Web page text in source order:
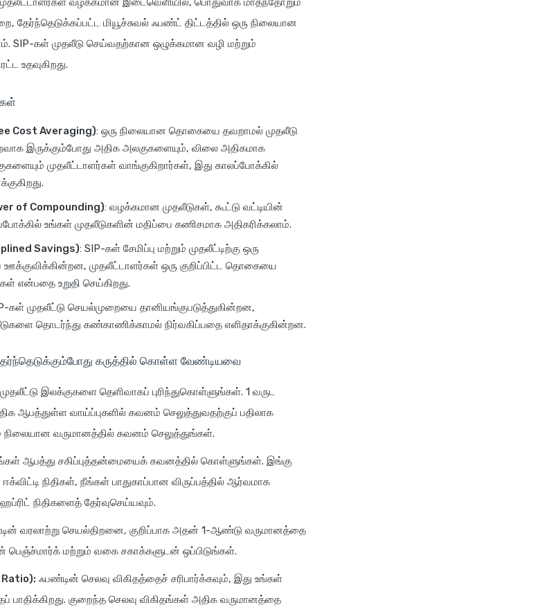
தேர்ந்தெடுக்கப்பட்ட மியூச்சுவல் ஃபண்ட் திட்டத்தில் ஒரு நிலையான
SIP-கள் முதலீடு செய்வதற்கான ஒழுக்கமான வழி மற்றும்
உதவுகிறது.
Cost Averaging): ஒரு நிலையான தொகையை தவறாமல் முதலீடு
இருக்கும்போது அதிக அலகுகளையும், விலை அதிகமாக
முதலீட்டாளர்கள் வாங்குகிறார்கள், இது காலப்போக்கில்
of Compounding): வழக்கமான முதலீடுகள், கூட்டு வட்டியின்
உங்கள் முதலீடுகளின் மதிப்பை கணிசமாக அதிகரிக்கலாம்.
Savings): SIP-கள் சேமிப்பு மற்றும் முதலீட்டிற்கு ஒரு
முதலீட்டாளர்கள் ஒரு குறிப்பிட்ட தொகையை
என்பதை உறுதி செய்கிறது.
கள் முதலீட்டு செயல்முறையை தானியங்குபடுத்துகின்றன,
தொடர்ந்து கண்காணிக்காமல் நிர்வகிப்பதை எளிதாக்குகின்றன.
கருத்தில் கொள்ள வேண்டியவை
இலக்குகளை தெளிவாகப் புரிந்துகொள்ளுங்கள். 1 வருட
ஆபத்துள்ள வாய்ப்புகளில் கவனம் செலுத்துவதற்குப் பதிலாக
நிலையான வருமானத்தில் கவனம் செலுத்துங்கள்.
ஆபத்து சகிப்புத்தன்மையைக் கவனத்தில் கொள்ளுங்கள். இங்கு
ஈக்விட்டி நிதிகள், நீங்கள் பாதுகாப்பான விருப்பத்தில் ஆர்வமாக
நிதிகளைத் தேர்வுசெய்யவும்.
வரலாற்று செயல்திறனை, குறிப்பாக அதன் 1-ஆண்டு வருமானத்தை
பெஞ்ச்மார்க் மற்றும் வகை சகாக்களுடன் ஒப்பிடுங்கள்.
Ratio): ஃபண்டின் செலவு விகிதத்தைச் சரிபார்க்கவும், இது உங்கள்
குறைந்த செலவு விகிதங்கள் அதிக வருமானத்தை